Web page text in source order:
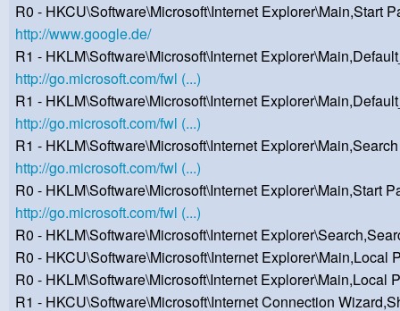
R0 - HKCU\Software\Microsoft\Internet Explorer\Main,Start
http://www.google.de/
R1 - HKLM\Software\Microsoft\Internet
http://go.microsoft.com/fwl (...)
R1 - HKLM\Software\Microsoft\Internet
http://go.microsoft.com/fwl (...)
R1 - HKLM\Software\Microsoft\Internet
http://go.microsoft.com/fwl (...)
R0 - HKLM\Software\Microsoft\Internet Explorer\Main,Start
http://go.microsoft.com/fwl (...)
R0 - HKLM\Software\Microsoft\Internet
R0 - HKCU\Software\Microsoft\Internet Explorer\Main,Local
R0 - HKLM\Software\Microsoft\Internet Explorer\Main,Local
R1 - HKCU\Software\Microsoft\Internet Connection